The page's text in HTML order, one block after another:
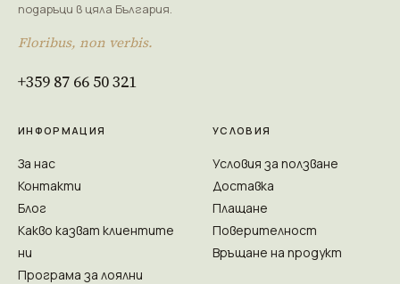
подаръци в цяла България.
Floribus, non verbis.
+359 87 66 50 321
ИНФОРМАЦИЯ
За нас
Контакти
Блог
Какво казват клиентите
ни
Програма за лоялни
УСЛОВИЯ
Условия за ползване
Доставка
Плащане
Поверителност
Връщане на продукт